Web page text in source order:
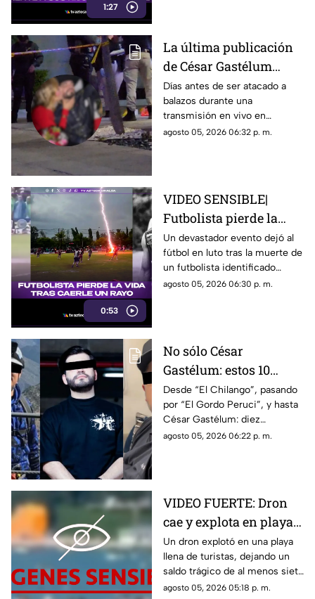
1:27
La última publicación
de César Gastélum
antes de ser asesinado
en vivo: Presumía una
"cita fresita"
Días antes de ser atacado a
balazos durante una
transmisión en vivo en
Culiacán, el creador de
agosto 05, 2026 06:32 p. m.
0:53
VIDEO SENSIBLE|
Futbolista pierde la
vida tras ser impactado
por un rayo en pleno
partido
Un devastador evento dejó al
fútbol en luto tras la muerte de
un futbolista identificado
cómo Safwan Awae por un
agosto 05, 2026 06:30 p. m.
No sólo César
Gastélum: estos 10
influencers han sido
as3sin4dos por la
guerra entre Los
Chapitos y La Mayiza
Desde “El Chilango”, pasando
por “El Gordo Peruci”, y hasta
César Gastélum: diez
influencers han sido
agosto 05, 2026 06:22 p. m.
VIDEO FUERTE: Dron
cae y explota en playa
repleta de turistas, hay
varios muertos y
heridos
Un dron explotó en una playa
llena de turistas, dejando un
saldo trágico de al menos siete
muertos, entre ellos tres
agosto 05, 2026 05:18 p. m.